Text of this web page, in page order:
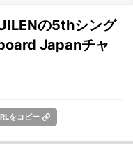
の5thシング
Japanチャ
をコピー